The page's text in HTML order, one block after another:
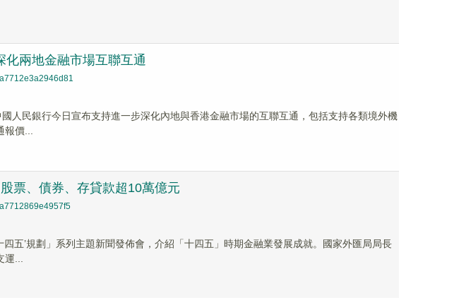
兩地金融市場互聯互通
人民銀行今日宣布支持進一步深化內地與香港金融市場的互聯互通，包括支持各類境外機
價...
票、債券、存貸款超10萬億元
四五’規劃」系列主題新聞發佈會，介紹「十四五」時期金融業發展成就。國家外匯局局長
...